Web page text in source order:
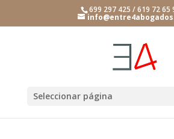
699 297 425 / 619 72 65
Seleccionar página